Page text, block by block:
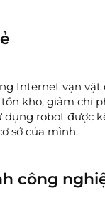
Internet vạn vật
kho, giảm chi
dụng robot được
sở của mình.
công